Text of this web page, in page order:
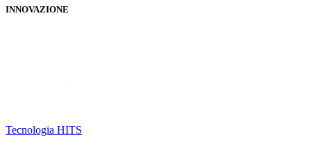
INNOVAZIONE
Tecnologia HITS